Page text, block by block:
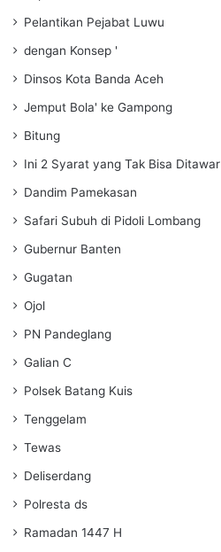
Pelantikan Pejabat Luwu
dengan Konsep '
Dinsos Kota Banda Aceh
Jemput Bola' ke Gampong
Bitung
Ini 2 Syarat yang Tak Bisa Ditawar
Dandim Pamekasan
Safari Subuh di Pidoli Lombang
Gubernur Banten
Gugatan
Ojol
PN Pandeglang
Galian C
Polsek Batang Kuis
Tenggelam
Tewas
Deliserdang
Polresta ds
Ramadan 1447 H